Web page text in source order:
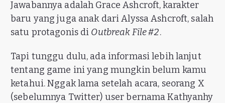
Jawabannya adalah Grace Ashcroft, karakter
baru yang juga anak dari Alyssa Ashcroft, salah
satu protagonis di Outbreak File #2.
Tapi tunggu dulu, ada informasi lebih lanjut
tentang game ini yang mungkin belum kamu
ketahui. Nggak lama setelah acara, seorang X
(sebelumnya Twitter) user bernama Kathyanhy